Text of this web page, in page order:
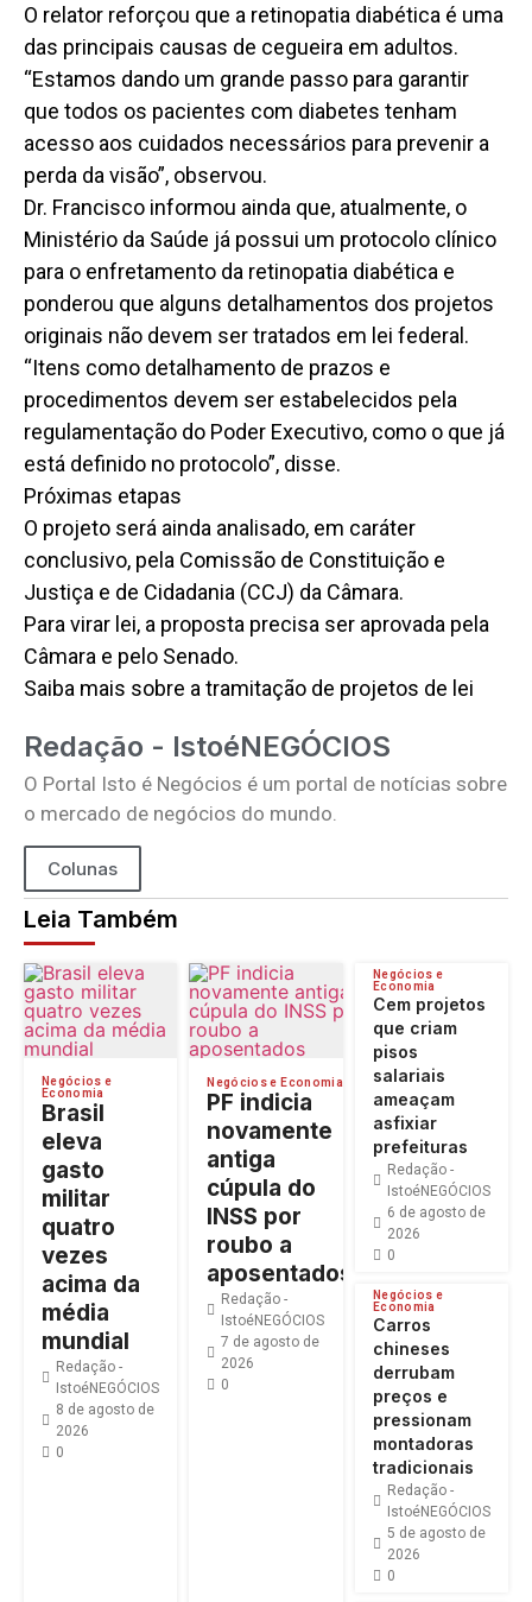
O relator reforçou que a retinopatia diabética é uma
das principais causas de cegueira em adultos.
“Estamos dando um grande passo para garantir
que todos os pacientes com diabetes tenham
acesso aos cuidados necessários para prevenir a
perda da visão”, observou.
Dr. Francisco informou ainda que, atualmente, o
Ministério da Saúde já possui um protocolo clínico
para o enfretamento da retinopatia diabética e
ponderou que alguns detalhamentos dos projetos
originais não devem ser tratados em lei federal.
“Itens como detalhamento de prazos e
procedimentos devem ser estabelecidos pela
regulamentação do Poder Executivo, como o que já
está definido no protocolo”, disse.
Próximas etapas
O projeto será ainda analisado, em caráter
conclusivo, pela Comissão de Constituição e
Justiça e de Cidadania (CCJ) da Câmara.
Para virar lei, a proposta precisa ser aprovada pela
Câmara e pelo Senado.
Saiba mais sobre a tramitação de projetos de lei
Redação - IstoéNEGÓCIOS
O Portal Isto é Negócios é um portal de notícias sobre
o mercado de negócios do mundo.
Colunas
Leia Também
Negócios e
Economia
Brasil
eleva
gasto
militar
quatro
vezes
acima da
média
mundial
Redação -
IstoéNEGÓCIOS
8 de agosto de
2026
0
Negócios e Economia
PF indicia
novamente
antiga
cúpula do
INSS por
roubo a
aposentados
Redação -
IstoéNEGÓCIOS
7 de agosto de
2026
0
Negócios e
Economia
Cem projetos
que criam
pisos
salariais
ameaçam
asfixiar
prefeituras
Redação -
IstoéNEGÓCIOS
6 de agosto de
2026
0
Negócios e
Economia
Carros
chineses
derrubam
preços e
pressionam
montadoras
tradicionais
Redação -
IstoéNEGÓCIOS
5 de agosto de
2026
0